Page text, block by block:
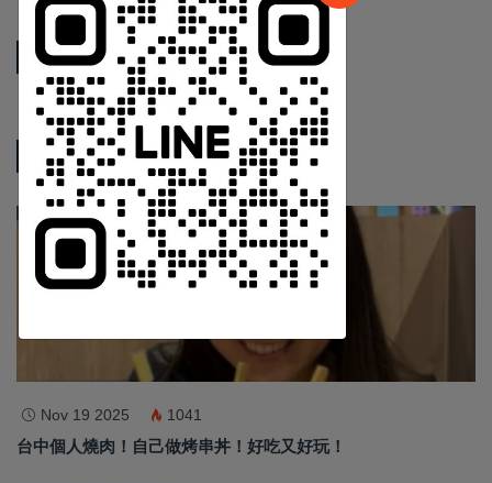
相關新聞
熱門新聞
影音新聞
Nov 19 2025 1041
台中個人燒肉！自己做烤串丼！好吃又好玩！
中 華 超 傳 媒
Https://reurl.cc/adqW77
訂閱